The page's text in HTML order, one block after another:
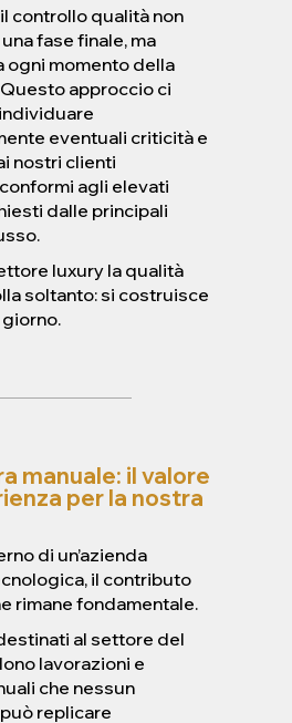
controllo qualità non
fase finale, ma
ogni momento della
approccio ci
eventuali criticità e
nostri clienti
agli elevati
dalle principali
luxury la qualità
soltanto: si costruisce
manuale: il valore
per la nostra
di un’azienda
il contributo
rimane fondamentale.
al settore del
lavorazioni e
che nessun
replicare